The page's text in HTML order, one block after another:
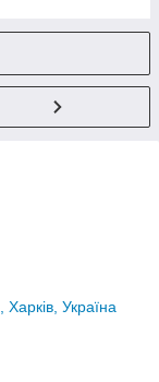
Україна